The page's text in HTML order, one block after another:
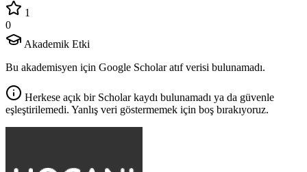
1
0
Akademik Etki
Bu akademisyen için Google Scholar atıf verisi bulunamadı.
Herkese açık bir Scholar kaydı bulunamadı ya da güvenle
eşleştirilemedi. Yanlış veri göstermemek için boş bırakıyoruz.